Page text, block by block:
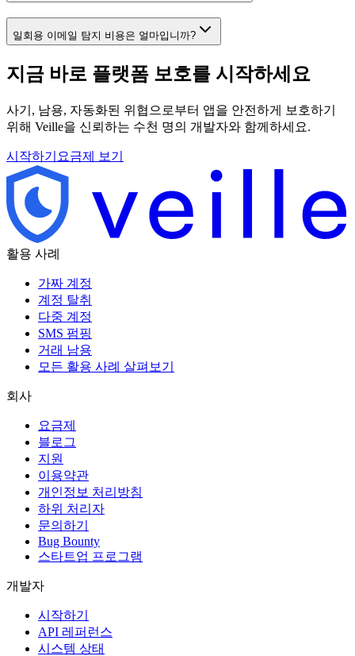
일회용 이메일 탐지 비용은 얼마입니까?
지금 바로 플랫폼 보호를 시작하세요
사기, 남용, 자동화된 위협으로부터 앱을 안전하게 보호하기
위해 Veille을 신뢰하는 수천 명의 개발자와 함께하세요.
시작하기 요금제 보기
활용 사례
가짜 계정
계정 탈취
다중 계정
SMS 펌핑
거래 남용
모든 활용 사례 살펴보기
회사
요금제
블로그
지원
이용약관
개인정보 처리방침
하위 처리자
문의하기
Bug Bounty
스타트업 프로그램
개발자
시작하기
API 레퍼런스
시스템 상태